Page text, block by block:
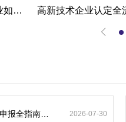
错过就亏大了！揭秘东莞高新企业如何轻松拿下省级技术改造项目300万补贴
2026-07-30